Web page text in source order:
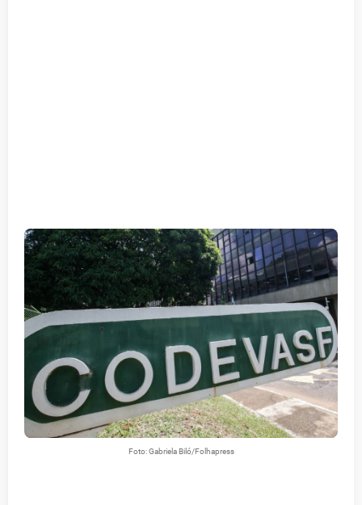
Foto: Gabriela Biló/Folhapress